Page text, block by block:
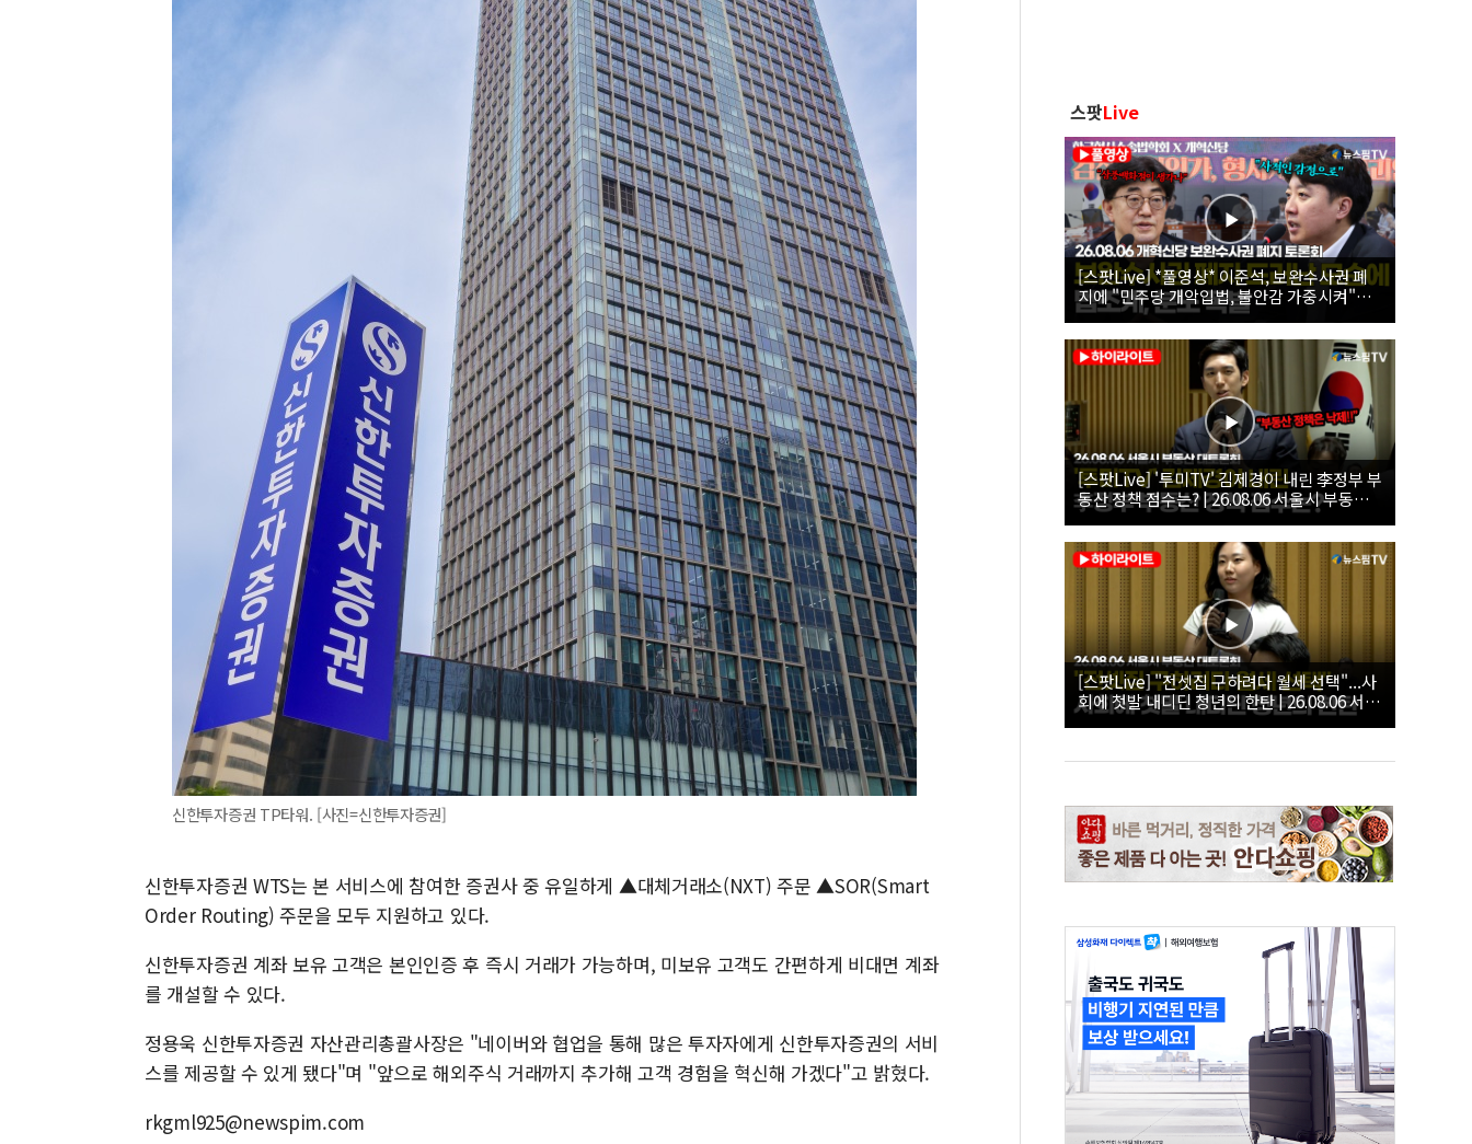
신한투자증권 TP타워. [사진=신한투자증권]
신한투자증권 WTS는 본 서비스에 참여한 증권사 중 유일하게 ▲대체거래소(NXT) 주문 ▲SOR(Smart
Order Routing) 주문을 모두 지원하고 있다.
신한투자증권 계좌 보유 고객은 본인인증 후 즉시 거래가 가능하며, 미보유 고객도 간편하게 비대면 계좌
를 개설할 수 있다.
정용욱 신한투자증권 자산관리총괄사장은 "네이버와 협업을 통해 많은 투자자에게 신한투자증권의 서비
스를 제공할 수 있게 됐다"며 "앞으로 해외주식 거래까지 추가해 고객 경험을 혁신해 가겠다"고 밝혔다.
rkgml925@newspim.com
스팟Live
[스팟Live] *풀영상* 이준석, 보완수사권 폐
지에 "민주당 개악입법, 불안감 가중시켜"｜
26.08.06 개혁신당 보완수사권 폐지 토론회
[스팟Live] '투미TV' 김제경이 내린 李정부 부
동산 정책 점수는? | 26.08.06 서울시 부동산
대토론회
[스팟Live] "전셋집 구하려다 월세 선택"...사
회에 첫발 내디딘 청년의 한탄 | 26.08.06 서울
시 부동산 대토론회